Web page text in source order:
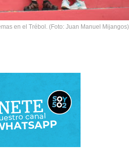
en el Trébol. (Foto: Juan Manuel Mijangos)